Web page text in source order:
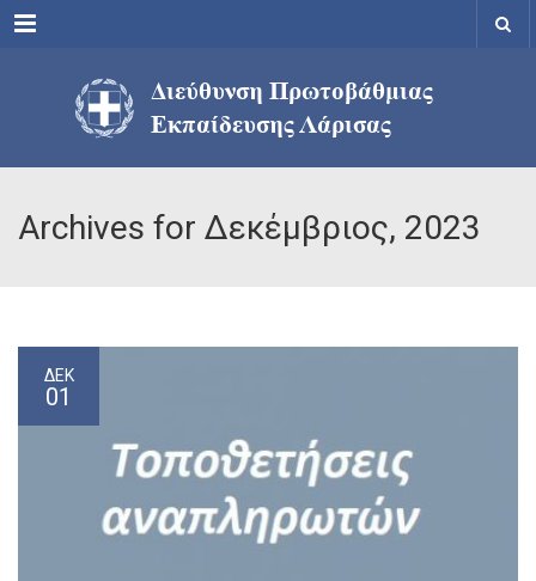
Menu
Archives for Δεκέμβριος, 2023
ΔΕΚ
01